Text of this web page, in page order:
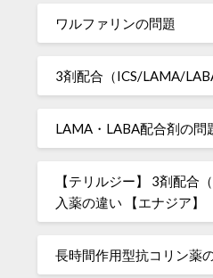
ワルファリンの問題
3剤配合（ICS/LAMA/
LAMA・LABA配合剤の問
【テリルジー】 3剤配合
入薬の違い 【エナジア】
長時間作用型抗コリン薬